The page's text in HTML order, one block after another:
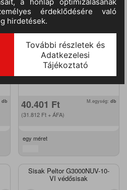
db 40.401 Ft
(31.812 Ft+ ÁFA)
M.egység: db
egy méret
Sisak Peltor G3000NUV-10-
VI védősisak